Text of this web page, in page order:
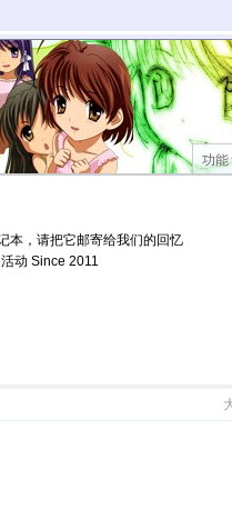
功能
本，请把它邮寄给我们的回忆
动 Since 2011